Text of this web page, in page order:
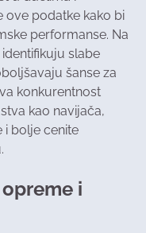
ove podatke kako bi
performanse. Na
slabe
šanse za
konkurentnost
kao navijača,
bolje cenite
i